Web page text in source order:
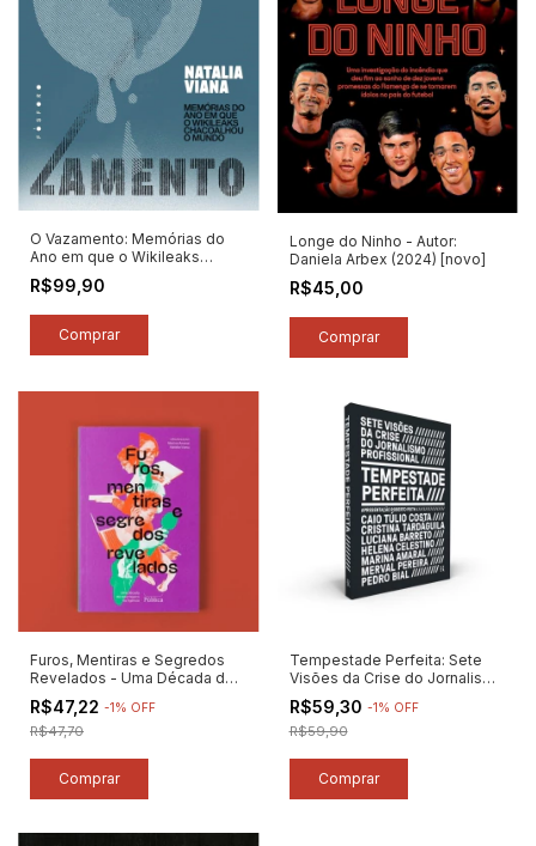
O Vazamento: Memórias do
Ano em que o Wikileaks
Chacoalhou o Mundo - Autor:
Natalia Viana (2024) [novo]
R$99,90
Longe do Ninho - Autor:
Daniela Arbex (2024) [novo]
R$45,00
Furos, Mentiras e Segredos
Revelados - Uma Década de
Reportagens da Agência
Publica - Autor: Marina Amaral /
Natalia Viana (2022) [novo]
R$47,22 -1% OFF
R$47,70
Tempestade Perfeita: Sete
Visões da Crise do Jornalismo
Profissional - Autor: Caio Túlio
Costa / Cristina Tardáguila e
Outros (2021) [novo]
R$59,30 -1% OFF
R$59,90